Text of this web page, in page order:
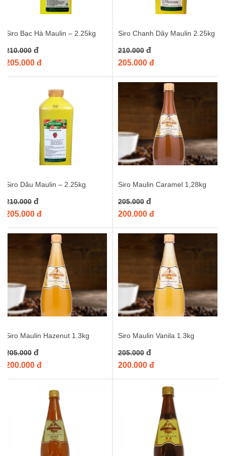
Đừng chần chừ gì nữa, hãy thêm ngay
Siro Maulin Xoài – 1.3kg
uống độc đáo và ngon tuyệt. Mua ngay tạiđây và cảm nhận sự
khác biệt!
Từ khóa :siro xoài siro maulin xoài,siro xoài 1.3kg
Siro Bạc Hà Maulin – 2.25kg
210.000 đ
205.000 đ
Siro Chanh Dây Maulin 2.25kg
210.000 đ
205.000 đ
Siro Dâu Maulin – 2.25kg
210.000 đ
205.000 đ
Siro Maulin Caramel 1,28kg
205.000 đ
200.000 đ
Siro Maulin Hazenut 1.3kg
205.000 đ
200.000 đ
Siro Maulin Vanila 1.3kg
205.000 đ
200.000 đ